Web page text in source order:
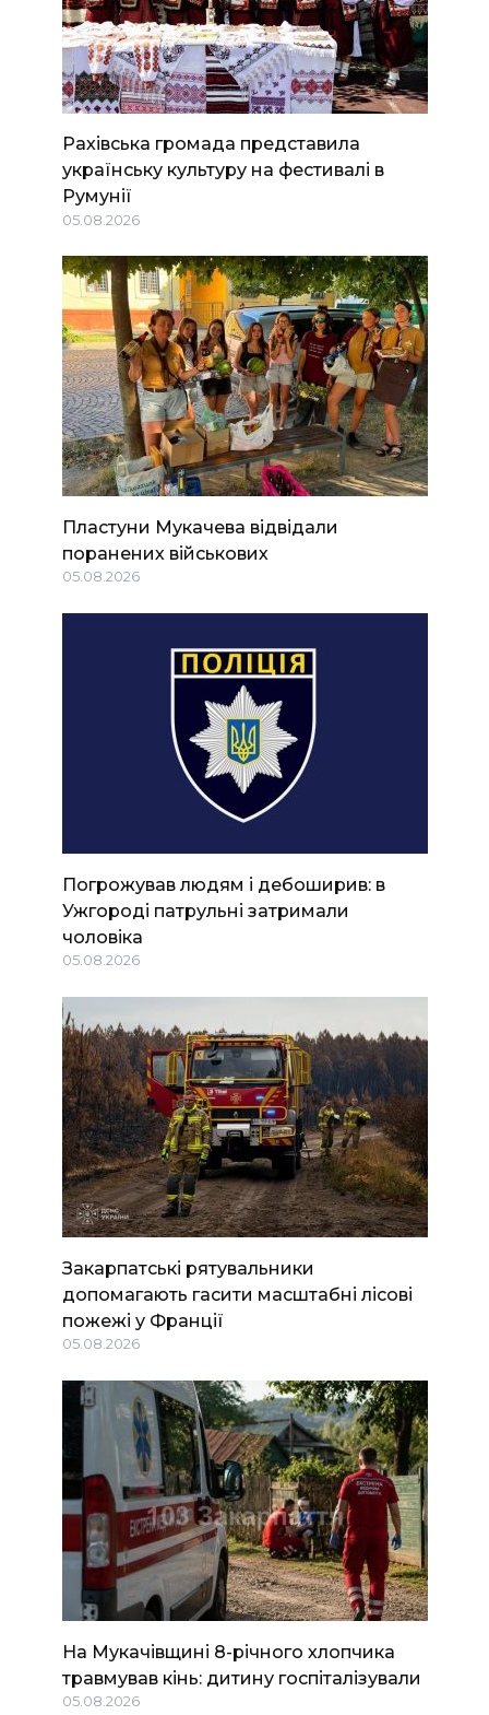
Рахівська громада представила
українську культуру на фестивалі в
Румунії
05.08.2026
Пластуни Мукачева відвідали
поранених військових
05.08.2026
Погрожував людям і дебоширив: в
Ужгороді патрульні затримали
чоловіка
05.08.2026
Закарпатські рятувальники
допомагають гасити масштабні лісові
пожежі у Франції
05.08.2026
На Мукачівщині 8-річного хлопчика
травмував кінь: дитину госпіталізували
05.08.2026